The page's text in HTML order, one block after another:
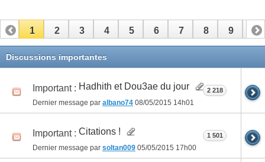
1 2 3 4 5 6 7 8 9 10
11 12 13 14
Discussions importantes
Important : Hadhith et Dou3ae du jour
Dernier message par albano74 08/05/2015 14h01
2 218
Important : Citations !
Dernier message par soltan009 05/05/2015 17h00
1 501